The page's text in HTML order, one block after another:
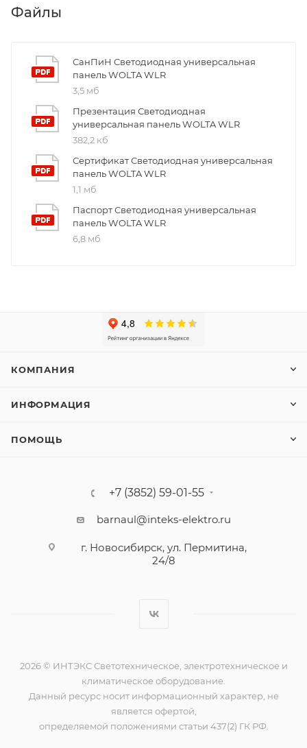
Файлы
СанПиН Светодиодная универсальная
панель WOLTA WLR
3,5 мб
Презентация Светодиодная
универсальная панель WOLTA WLR
382,2 кб
Сертификат Светодиодная универсальная
панель WOLTA WLR
1,1 мб
Паспорт Светодиодная универсальная
панель WOLTA WLR
6,8 мб
КОМПАНИЯ
ИНФОРМАЦИЯ
ПОМОЩЬ
+7 (3852) 59-01-55
barnaul@inteks-elektro.ru
г. Новосибирск, ул. Пермитина,
24/8
2026 © ИНТЭКС Светотехническое, электротехническое и
климатическое оборудование.
Данный ресурс носит информационный характер, не
является офертой,
определяемой положениями статьи 437(2) ГК РФ.